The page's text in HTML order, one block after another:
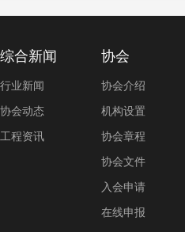
综合新闻
行业新闻
协会动态
工程资讯
协会
协会介绍
机构设置
协会章程
协会文件
入会申请
在线申报